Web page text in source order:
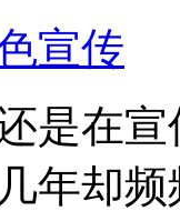
宣传
是在
年却